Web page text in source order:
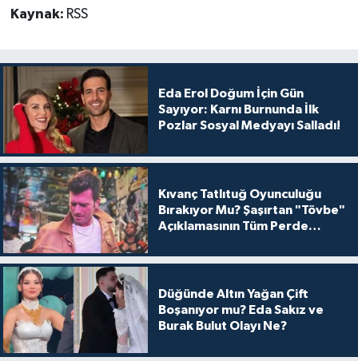
Kaynak: RSS
Eda Erol Doğum İçin Gün
Sayıyor: Karnı Burnunda İlk
Pozlar Sosyal Medyayı Salladı!
Kıvanç Tatlıtuğ Oyunculuğu
Bırakıyor Mu? Şaşırtan "Tövbe"
Açıklamasının Tüm Perde
Düğünde Altın Yağan Çift
Boşanıyor mu? Eda Sakız ve
Burak Bulut Olayı Ne?